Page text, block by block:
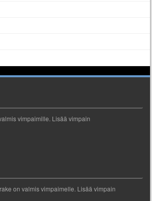
vimpaimille. Lisää vimpain
on valmis vimpaimelle. Lisää vimpain